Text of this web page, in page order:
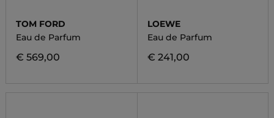
TOM FORD
Eau de Parfum
€ 569,00
LOEWE
Eau de Parfum
€ 241,00